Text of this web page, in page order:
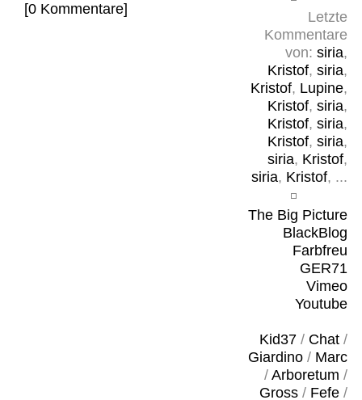
Letzte
Kommentare
von: siria,
Kristof, siria,
Kristof, Lupine,
Kristof, siria,
Kristof, siria,
Kristof, siria,
siria, Kristof,
siria, Kristof, ...
The Big Picture
BlackBlog
Farbfreu
GER71
Vimeo
Youtube
Kid37/ Chat/
Giardino/ Marc
/ Arboretum /
Gross/ Fefe/
[0 Kommentare]